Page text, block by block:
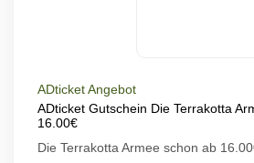
ADticket Angebot
ADticket Gutschein Die Terrakotta
16.00€
Die Terrakotta Armee schon ab